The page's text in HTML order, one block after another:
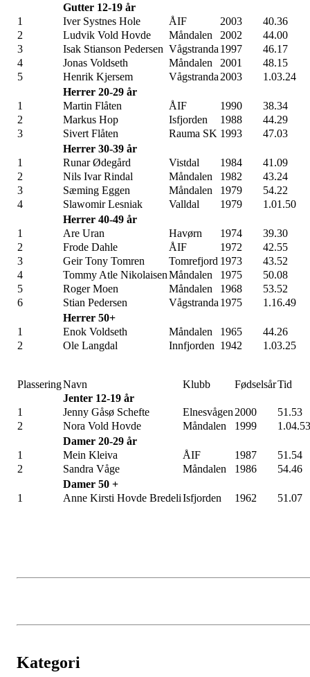
Gutter 12-19 år
1
Iver Systnes Hole ÅIF 2003
40.36
2
Ludvik Vold Hovde Måndalen 2002
44.00
3
Isak Stianson Pedersen Vågstranda 1997
46.17
4
Jonas Voldseth Måndalen 2001
48.15
5
Henrik Kjersem Vågstranda 2003
1.03.24
Herrer 20-29 år
1
Martin Flåten ÅIF 1990
38.34
2
Markus Hop Isfjorden 1988
44.29
3
Sivert Flåten Rauma SK 1993
47.03
Herrer 30-39 år
1
Runar Ødegård Vistdal 1984
41.09
2
Nils Ivar Rindal Måndalen 1982
43.24
3
Sæming Eggen Måndalen 1979
54.22
4
Slawomir Lesniak Valldal 1979
1.01.50
Herrer 40-49 år
1
Are Uran Havørn 1974
39.30
2
Frode Dahle ÅIF 1972
42.55
3
Geir Tony Tomren Tomrefjord 1973
43.52
4
Tommy Atle NikolaisenMåndalen 1975
50.08
5
Roger Moen Måndalen 1968
53.52
6
Stian Pedersen Vågstranda 1975
1.16.49
Herrer 50+
1
Enok Voldseth Måndalen 1965
44.26
2
Ole Langdal Innfjorden 1942 1.03.25
PlasseringNavn Klubb FødselsårTid
Jenter 12-19 år
1
Jenny Gåsø Schefte Elnesvågen 2000
51.53
2
Nora Vold Hovde Måndalen 1999
1.04.53
Damer 20-29 år
1
Mein Kleiva ÅIF 1987
51.54
2
Sandra Våge Måndalen 1986
54.46
Damer 50 +
1
Anne Kirsti Hovde BredeliIsfjorden 1962 51.07
Kategori